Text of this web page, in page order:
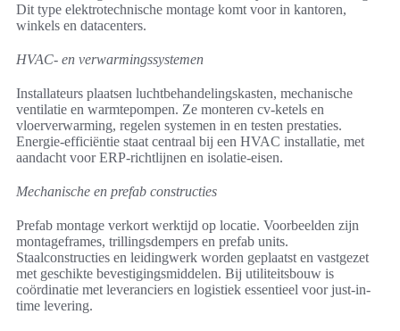
Dit type elektrotechnische montage komt voor in kantoren,
winkels en datacenters.
HVAC- en verwarmingssystemen
Installateurs plaatsen luchtbehandelingskasten, mechanische
ventilatie en warmtepompen. Ze monteren cv-ketels en
vloerverwarming, regelen systemen in en testen prestaties.
Energie-efficiëntie staat centraal bij een HVAC installatie, met
aandacht voor ERP-richtlijnen en isolatie-eisen.
Mechanische en prefab constructies
Prefab montage verkort werktijd op locatie. Voorbeelden zijn
montageframes, trillingsdempers en prefab units.
Staalconstructies en leidingwerk worden geplaatst en vastgezet
met geschikte bevestigingsmiddelen. Bij utiliteitsbouw is
coördinatie met leveranciers en logistiek essentieel voor just-in-
time levering.